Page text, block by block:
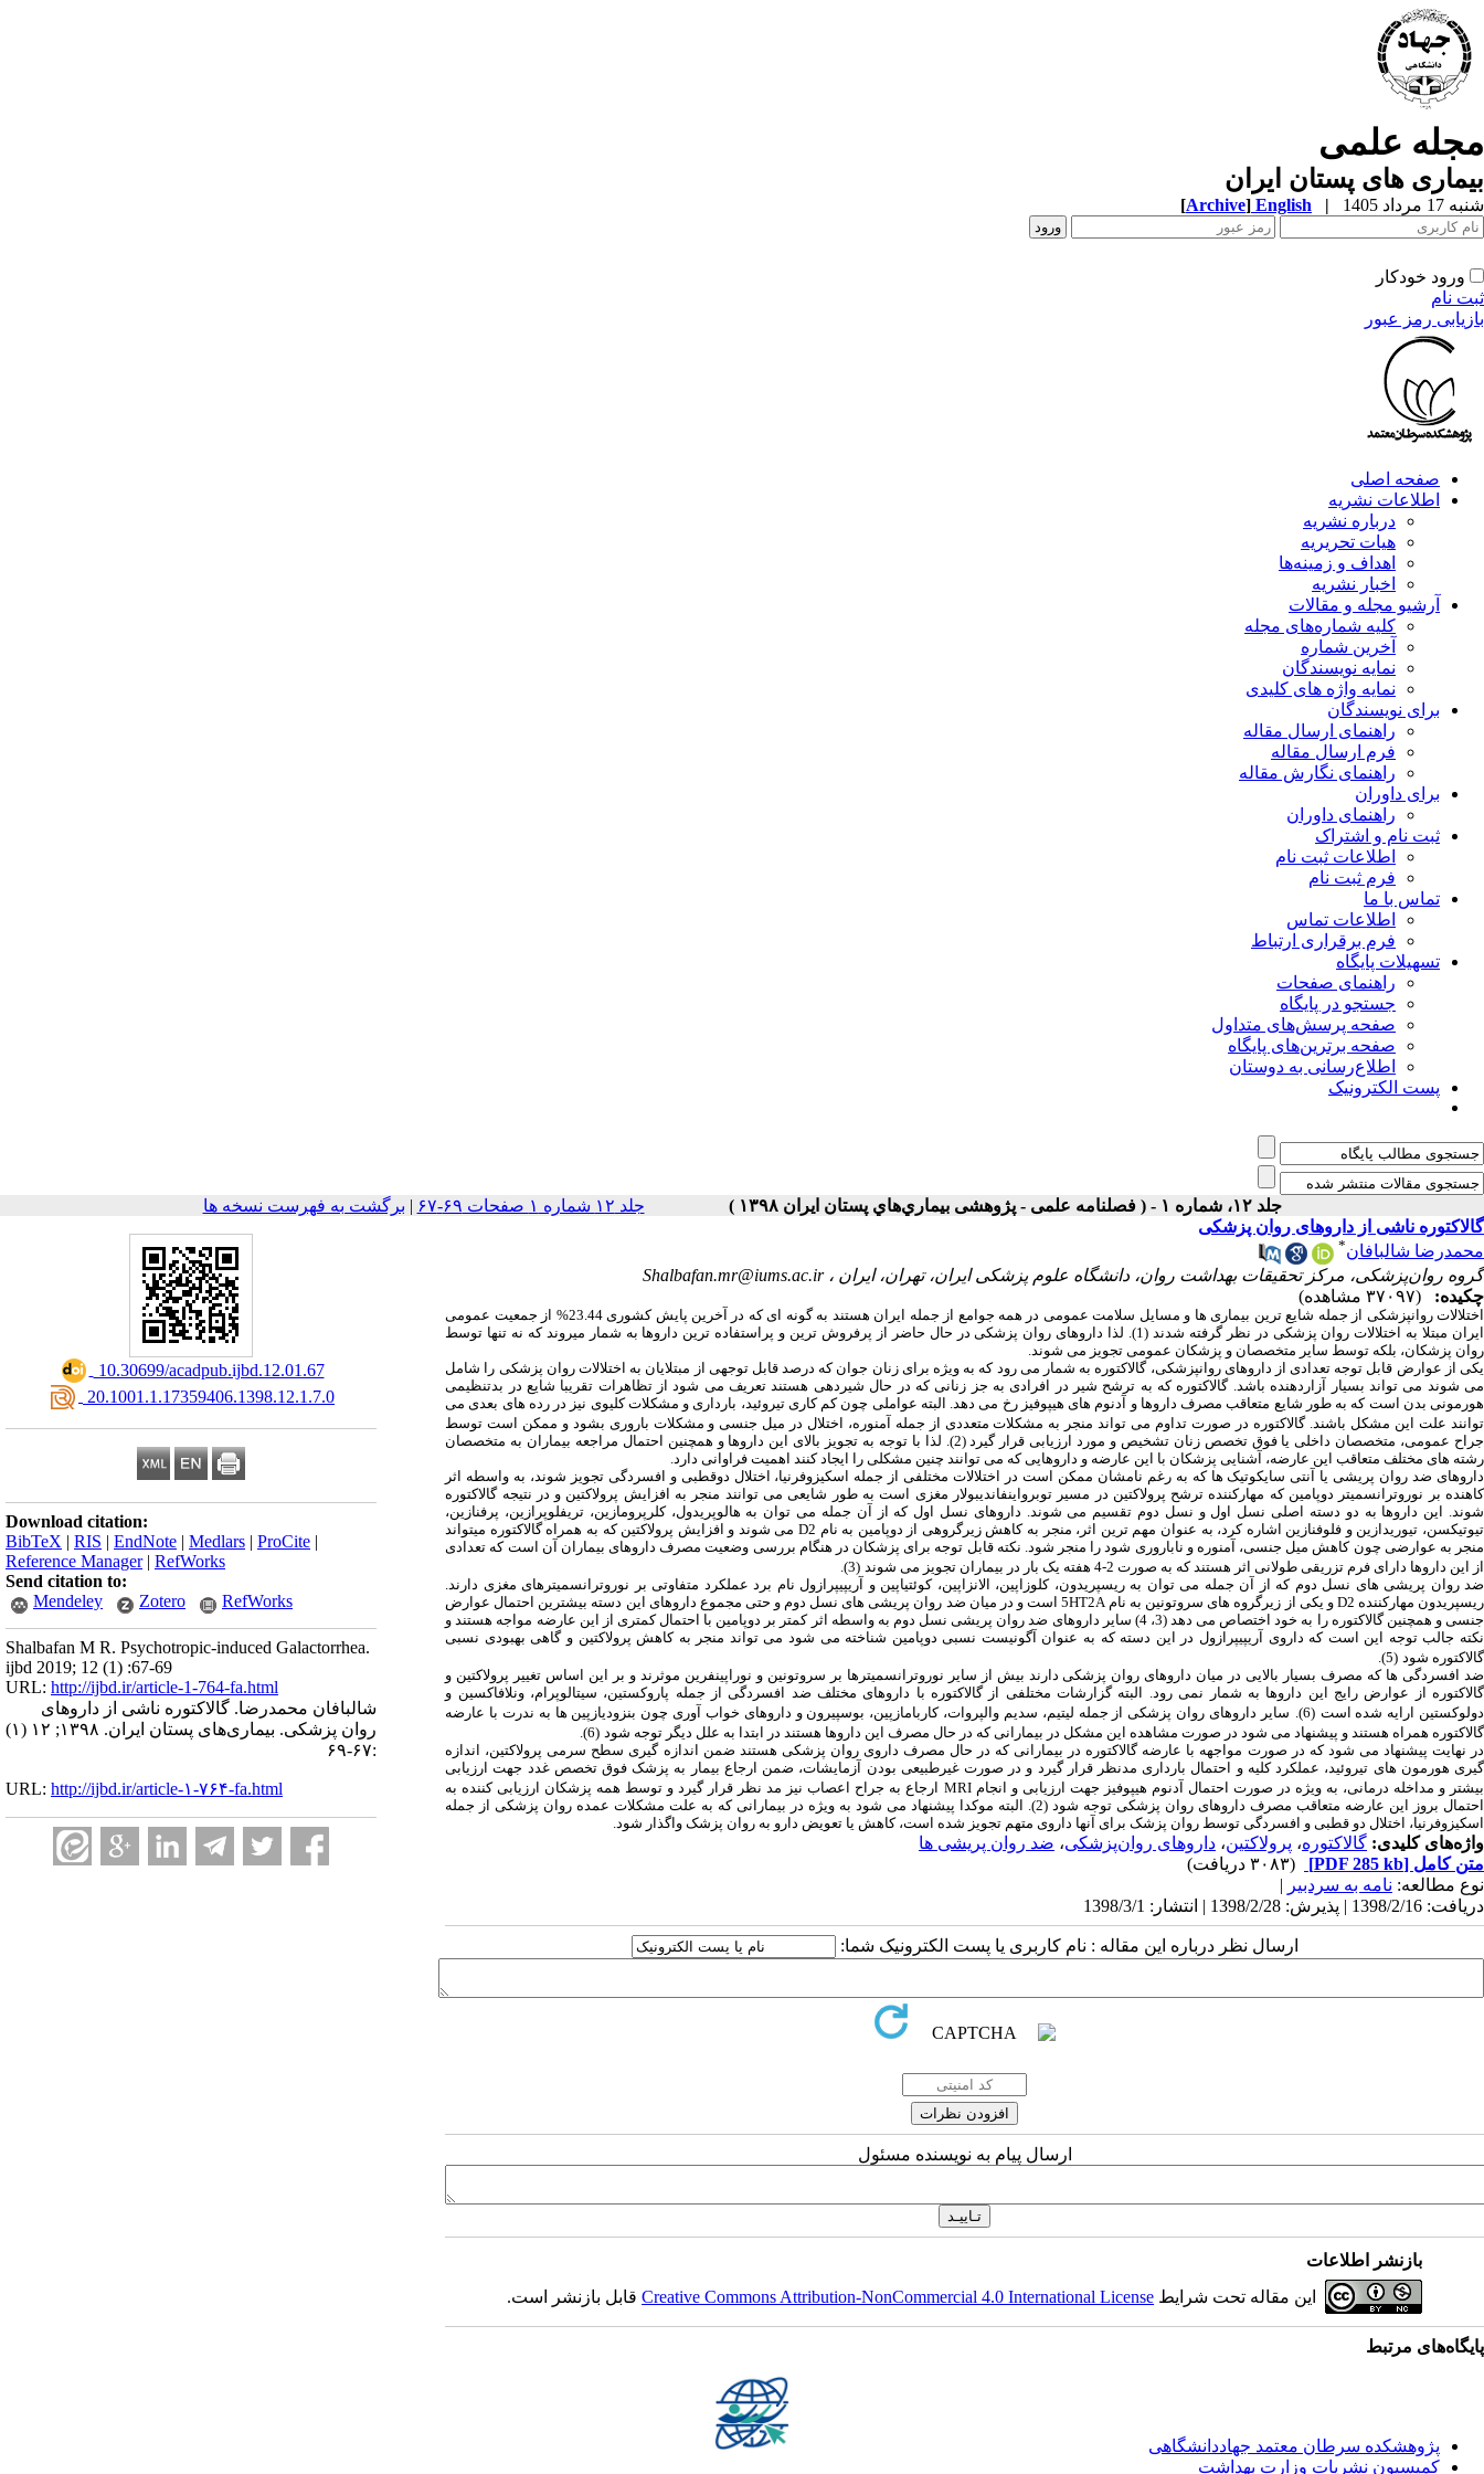
مجله علمی
بیماری های پستان ایران
شنبه 17 مرداد 1405 |
English
[Archive]
ورود خودکار
ثبت نام
بازیابی رمز عبور
صفحه اصلی
اطلاعات نشریه
درباره نشریه
هیات تحریریه
اهداف و زمینه‌ها
اخبار نشریه
آرشیو مجله و مقالات
کلیه شماره‌های مجله
آخرین شماره
نمایه نویسندگان
نمایه واژه های کلیدی
برای نویسندگان
راهنمای ارسال مقاله
فرم ارسال مقاله
راهنمای نگارش مقاله
برای داوران
راهنمای داوران
ثبت نام و اشتراک
اطلاعات ثبت نام
فرم ثبت نام
تماس با ما
اطلاعات تماس
فرم برقراری ارتباط
تسهیلات پایگاه
راهنمای صفحات
جستجو در پایگاه
صفحه پرسش‌های متداول
صفحه برترین‌های پایگاه
اطلاع‌رسانی به دوستان
پست الکترونیک
جلد ۱۲، شماره ۱ - ( فصلنامه علمی - پژوهشی بيماري‌هاي پستان ايران ۱۳۹۸ ) جلد ۱۲ شماره ۱ صفحات ۶۹-۶۷ | برگشت به فهرست نسخه ها
‎ 10.30699/acadpub.ijbd.12.01.67
‎ 20.1001.1.17359406.1398.12.1.7.0
Download citation:
BibTeX | RIS | EndNote | Medlars | ProCite |
Reference Manager| RefWorks
Send citation to:
Mendeley
Zotero RefWorks
Shalbafan M R. Psychotropic-induced Galactorrhea.
ijbd 2019; 12 (1) :67-69
URL: http://ijbd.ir/article-1-764-fa.html
شالبافان محمدرضا. گالاکتوره ناشی از داروهای
روان ‌پزشکی. بیماری‌های پستان ایران. ۱۳۹۸; ۱۲ (۱)
:۶۷-۶۹
URL: http://ijbd.ir/article-۱-۷۶۴-fa.html
گالاکتوره ناشی از داروهای روان ‌پزشکی
محمدرضا شالبافان*
گروه روان‌پزشکی، مرکز تحقیقات بهداشت روان، دانشگاه علوم پزشکی ایران، تهران، ایران ،Shalbafan.mr@iums.ac.ir
چکیده:
(۳۷۰۹۷ مشاهده)
اختلالات روان‏پزشکی از جمله شایع ‏ترین بیماری‏ ها و مسایل سلامت عمومی در همه جوامع از جمله ایران هستند به گونه‏ ای که در آخرین پایش کشوری 23.44% از جمعیت عمومی
ایران مبتلا به اختلالات روان‏ پزشکی در نظر گرفته شدند (
1
). لذا داروهای روان‏ پزشکی در حال حاضر از پرفروش‏ ترین و پراستفاده‏ ترین داروها به‏ شمار می‏روند که نه تنها توسط
روان‏ پزشکان، بلکه توسط سایر متخصصان و پزشکان عمومی تجویز می‏ شوند.
یکی از عوارض قابل توجه تعدادی از داروهای روان‏پزشکی، گالاکتوره به‏ شمار می‏ رود که به‏ ویژه برای زنان جوان که درصد قابل توجهی از مبتلایان به اختلالات روان‏ پزشکی را شامل
می‏ شوند می‏ تواند بسیار آزاردهنده باشد. گالاکتوره که به ترشح شیر در افرادی به جز زنانی که در حال شیردهی هستند تعریف می‏ شود از تظاهرات تقریبا شایع در بدتنظیمی
هورمونی بدن است که به طور شایع متعاقب مصرف داروها و آدنوم‏ های هیپوفیز رخ می‏ دهد. البته عواملی چون کم کاری تیروئید، بارداری و مشکلات کلیوی نیز در رده‏ های بعدی می‏
توانند علت این مشکل باشند.
گالاکتوره در صورت تداوم می‏ تواند منجر به مشکلات متعددی از جمله آمنوره، اختلال در میل جنسی و مشکلات باروری بشود و ممکن است توسط
جراح عمومی، متخصصان داخلی یا فوق تخصص زنان تشخیص و مورد ارزیابی قرار گیرد (2). لذا با توجه به تجویز بالای این داروها و همچنین احتمال مراجعه بیماران به متخصصان
رشته‏ های مختلف متعاقب این عارضه، آشنایی پزشکان با این عارضه و داروهایی که می‏ توانند چنین مشکلی را ایجاد کنند اهمیت فراوانی دارد.
داروهای ضد روان‏ پریشی یا آنتی سایکوتیک‏ ها که به‏ رغم نامشان ممکن است در اختلالات مختلفی از جمله اسکیزوفرنیا، اختلال دوقطبی و افسردگی تجویز شوند، به واسطه اثر
کاهنده بر نوروترانسمیتر دوپامین که مهارکننده ترشح پرولاکتین در مسیر توبرواینفاندیبولار مغزی است به طور شایعی می‏ توانند منجر به افزایش پرولاکتین و در نتیجه گالاکتوره
شوند. این داروها به دو دسته اصلی نسل اول و نسل دوم تقسیم می‏ شوند. داروهای نسل اول که از آن جمله می‏ توان به هالوپریدول، کلرپرومازین، تریفلوپرازین، پرفنازین،
تیوتیکسن، تیوریدازین و فلوفنازین اشاره کرد، به عنوان مهم‏ ترین اثر، منجر به کاهش زیرگروهی از دوپامین به نام D2 می‏ شوند و افزایش پرولاکتین که به همراه گالاکتوره می‏تواند
منجر به عوارضی چون کاهش میل جنسی، آمنوره و ناباروری شود را منجر شود. نکته قابل توجه برای پزشکان در هنگام بررسی وضعیت مصرف داروهای بیماران آن است که تعدادی
از این داروها دارای فرم تزریقی طولانی اثر هستند که به صورت 2-4 هفته یک بار در بیماران تجویز می‏ شوند
(
3
)
ضد روان‏ پریشی‏ های نسل دوم که از آن جمله می‏ توان به ریسپریدون، کلوزاپین، الانزاپین، کوئتیاپین و آریپیپرازول نام برد عملکرد متفاوتی بر نوروترانسمیترهای مغزی دارند.
ریسپریدون مهارکننده D2 و یکی از زیرگروه‏ های سروتونین به نام 5HT2A است و در میان ضد روان‏ پریشی‏ های نسل دوم و حتی مجموع داروهای این دسته بیشترین احتمال عوارض
جنسی و همچنین گالاکتوره را به خود اختصاص می‏ دهد (3، 4) سایر داروهای ضد روان‏ پریشی نسل دوم به واسطه اثر کمتر بر دوپامین با احتمال کمتری از این عارضه مواجه‏ هستند و
نکته جالب توجه این است که داروی آریپیپرازول در این دسته که به عنوان آگونیست نسبی دوپامین شناخته می‏ شود می‏ تواند منجر به کاهش پرولاکتین و گاهی بهبودی نسبی
گالاکتوره شود (
5
)
ضد افسردگی‏ ها که مصرف بسیار بالایی در میان داروهای روان‏ پزشکی دارند بیش از سایر نوروترانسمیترها بر سروتونین و نوراپینفرین موثرند و بر این اساس تغییر پرولاکتین و
گالاکتوره از عوارض رایج این داروها به‏ شمار نمی‏ رود. البته گزارشات مختلفی از گالاکتوره با داروهای مختلف ضد افسردگی از جمله پاروکستین، سیتالوپرام، ونلافاکسین و
دولوکستین ارایه شده است (
6
) سایر داروهای روان‏ پزشکی از جمله لیتیم، سدیم والپروات، کاربامازپین، بوسپیرون و داروهای خواب‏ آوری چون بنزودیازپین‏ ها به ندرت با عارضه
گالاکتوره همراه هستند و پیشنهاد می‏ شود در صورت مشاهده این مشکل در بیمارانی که در حال مصرف این داروها هستند در ابتدا به علل دیگر توجه شود (
6
)
در نهایت پیشنهاد می‏ شود که در صورت مواجهه با عارضه گالاکتوره در بیمارانی که در حال مصرف داروی روان‏ پزشکی هستند ضمن اندازه‏ گیری سطح سرمی پرولاکتین، اندازه‏
گیری هورمون‏ های تیروئید، عملکرد کلیه و احتمال بارداری مدنظر قرار گیرد و در صورت غیرطبیعی بودن آزمایشات، ضمن ارجاع بیمار به پزشک فوق تخصص غدد جهت ارزیابی
بیشتر و مداخله درمانی، به‏ ویژه در صورت احتمال آدنوم هیپوفیز جهت ارزیابی و انجام MRI ارجاع به جراح اعصاب نیز مد نظر قرار گیرد و توسط همه پزشکان ارزیابی کننده به
احتمال بروز این عارضه متعاقب مصرف داروهای روان‏ پزشکی توجه شود (
2
). البته موکدا پیشنهاد می‏ شود به‏ ویژه در بیمارانی که به علت مشکلات عمده روان‏ پزشکی از جمله
اسکیزوفرنیا، اختلال دو قطبی و افسردگی توسط روان‏ پزشک برای آن‏ها داروی متهم تجویز شده است، کاهش یا تعویض دارو به روان‏ پزشک واگذار شود.
واژه‌های کلیدی: گالاکتوره، پرولاکتین، داروهای روان‌پزشکی، ضد روان ‌پریشی‌ ها
متن کامل [PDF 285 kb]
(۳۰۸۳ دریافت)
نوع مطالعه: نامه به سردبیر |
دریافت: 1398/2/16 | پذیرش: 1398/2/28 | انتشار: 1398/3/1
ارسال نظر درباره این مقاله : نام کاربری یا پست الکترونیک شما:
ارسال پیام به نویسنده مسئول
بازنشر اطلاعات
این مقاله تحت شرایط Creative Commons Attribution-NonCommercial 4.0 International Licenseقابل بازنشر است.
پایگاه‌های مرتبط
پژوهشکده سرطان معتمد جهاددانشگاهی
کمیسیون نشریات وزارت بهداشت